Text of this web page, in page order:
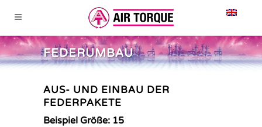
FEDERUMBAU
AUS- UND EINBAU DER
FEDERPAKETE
Beispiel Größe: 15